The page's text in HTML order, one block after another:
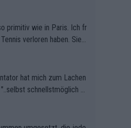
primitiv wie in Paris. Ich fr
verloren haben. Sie s
hat mich zum Lachen
schnellstmöglich na